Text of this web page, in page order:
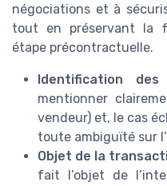
négociations et à
tout en préservant la
étape précontractuelle.
Identification
mentionner
vendeur) et, le cas
toute ambiguïté sur
Objet de la
fait l’objet de